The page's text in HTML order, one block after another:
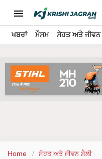
ਖਬਰਾਂ ਮੌਸਮ ਸੇਹਤ ਅਤੇ ਜੀਵਨ
Home ਸੇਹਤ ਅਤੇ ਜੀਵਨ ਸ਼ੈਲੀ